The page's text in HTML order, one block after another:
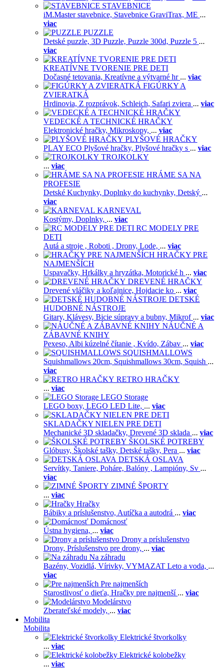
STAVEBNICE
iM.Master stavebnice, Stavebnice GraviTrax, ME ...
viac
PUZZLE
Detské puzzle, 3D Puzzle, Puzzle 300d, Puzzle 5 ...
viac
KREATÍVNE TVORENIE PRE DETI
Dočasné tetovania, Kreatívne a výtvarné hr ... viac
FIGÚRKY A
ZVIERATKÁ
Hrdinovia, Z rozprávok, Schleich, Safari zviera ... viac
VEDECKÉ A TECHNICKÉ HRAČKY
Elektronické hračky, Mikroskopy, ... viac
PLYŠOVÉ HRAČKY
PLAY ECO Plyšové hračky, Plyšové hračky s ... viac
TROJKOLKY
... viac
HRÁME SA NA
PROFESIE
Detské Kuchynky, Doplnky do kuchynky, Detský ...
viac
KARNEVAL
Kostýmy, Doplnky, ... viac
RC MODELY PRE
DETI
Autá a stroje , Roboti , Drony, Lode, ... viac
HRAČKY PRE
NAJMENŠÍCH
Uspavačky, Hrkálky a hryzátka, Motorické h ... viac
DREVENÉ HRAČKY
Drevené vláčiky a koľajnice, Hojdacie ko ... viac
DETSKÉ
HUDOBNÉ NÁSTROJE
Gitary, Klávesy, Bicie súpravy a bubny, Mikrof ... viac
NÁUČNÉ A
ZÁBAVNÉ KNIHY
Pexeso, Albi kúzelné čítanie , Kvído, Zábav ... viac
SQUISHMALLOWS
Squishmallows 20cm, Squishmallows 30cm, Squish ...
viac
RETRO HRAČKY
... viac
LEGO Storage
LEGO boxy, LEGO LED Lite, ... viac
SKLADAČKY NIELEN PRE DETI
Mechanické 3D skladačky, Drevené 3D sklada ... viac
ŠKOLSKÉ POTREBY
Glóbusy, Školské tašky, Detské tašky, Pera ... viac
DETSKÁ OSLAVA
Servítky, Taniere, Poháre, Balóny , Lampióny, Sv ...
viac
ZIMNÉ ŠPORTY
... viac
Hračky
Bábiky a príslušenstvo, Autíčka a autodrá ... viac
Domácnosť
Ústna hygiena, ... viac
Drony a príslušenstvo
Drony, Príslušenstvo pre drony, ... viac
Na záhradu
Bazény, Vozidlá, Vírivky, VYMAZAT Leto a voda, ...
viac
Pre najmenších
Starostlivosť o dieťa, Hračky pre najmenší ... viac
Modelárstvo
Zberateľské modely, ... viac
Mobilita
Mobilita
Elektrické štvorkolky
... viac
Elektrické kolobežky
... viac